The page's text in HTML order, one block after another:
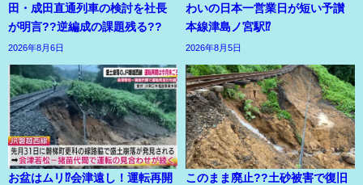
田・成田直通列車の検討を社長
が明言??逆編成の課題残る??
2026年8月6日
わいの日本一営業日が短い予讃
本線津島ノ宮駅⁉
2026年8月5日
お盆はムリ⁉会津遠し！運転再開
このまま廃止??土砂被害で復旧